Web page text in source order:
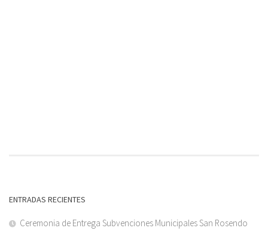
ENTRADAS RECIENTES
Ceremonia de Entrega Subvenciones Municipales San Rosendo